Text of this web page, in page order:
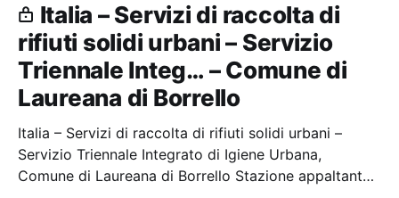
Italia – Servizi di raccolta di
rifiuti solidi urbani – Servizio
Triennale Integ… – Comune di
Laureana di Borrello
Italia – Servizi di raccolta di rifiuti solidi urbani –
Servizio Triennale Integrato di Igiene Urbana,
Comune di Laureana di Borrello Stazione appaltante: